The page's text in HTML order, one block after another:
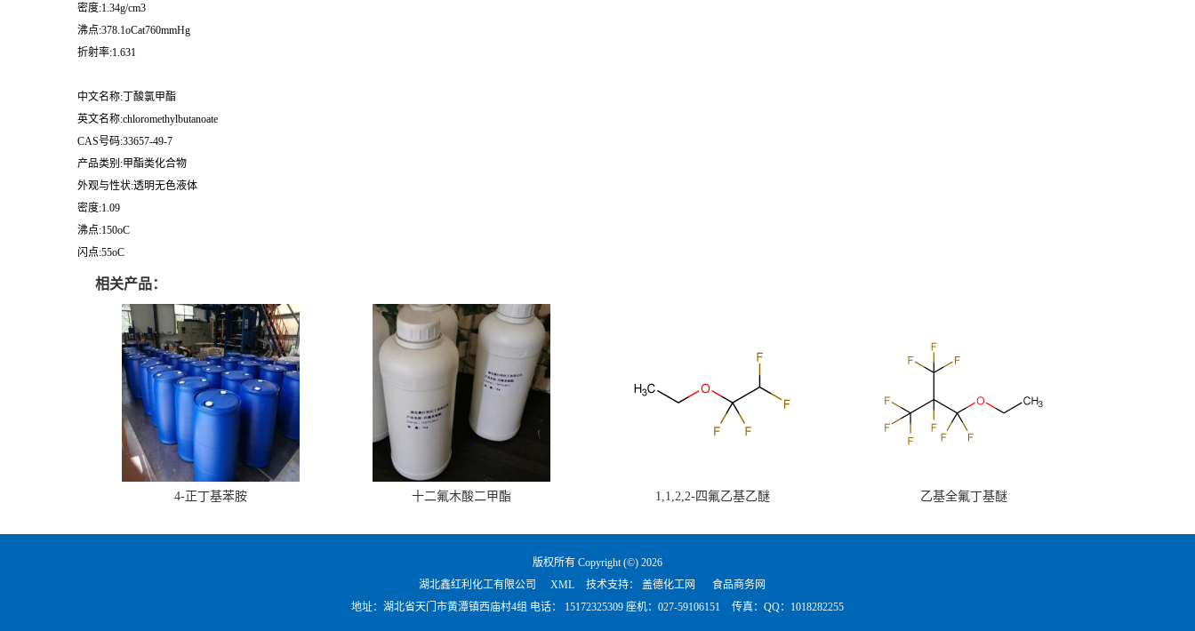
密度:1.34g/cm3
沸点:378.1oCat760mmHg
折射率:1.631
中文名称:丁酸氯甲酯
英文名称:chloromethylbutanoate
CAS号码:33657-49-7
产品类别:甲酯类化合物
外观与性状:透明无色液体
密度:1.09
沸点:150oC
闪点:55oC
相关产品：
4-正丁基苯胺 十二氟木酸二甲酯 1,1,2,2-四氟乙基乙醚 乙基全氟丁基醚
版权所有 Copyright (©) 2026
湖北鑫红利化工有限公司
XML 技术支持： 盖德化工网
食品商务网
地址：湖北省天门市黄潭镇西庙村4组 电话：
15172325309 座机：027-59106151 传真：QQ：1018282255